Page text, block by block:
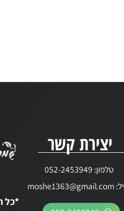
יצירת קשר
טלפון:052-2453949